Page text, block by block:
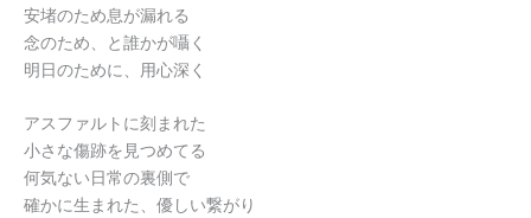
安堵のため息が漏れる
念のため、と誰かが囁く
明日のために、用心深く
アスファルトに刻まれた
小さな傷跡を見つめてる
何気ない日常の裏側で
確かに生まれた、優しい繋がり